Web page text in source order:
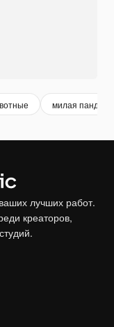
милая панда
лучших работ.
креаторов,